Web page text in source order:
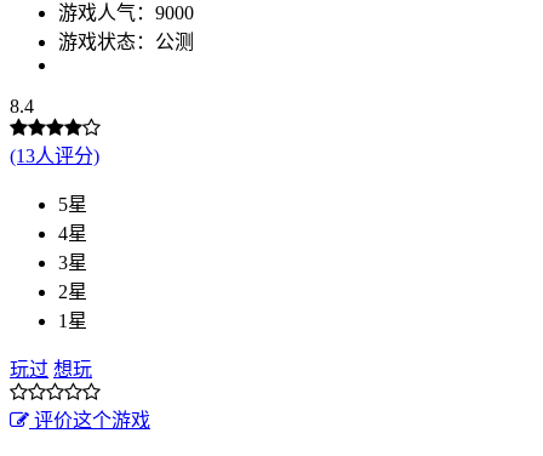
游戏人气：9000
游戏状态：公测
8.4
(13人评分)
5星
4星
3星
2星
1星
玩过 想玩
评价这个游戏